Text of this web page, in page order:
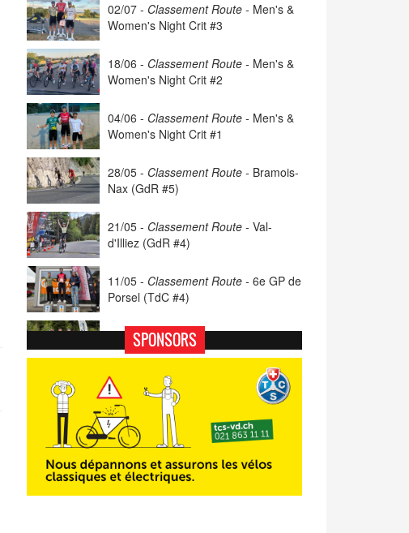
02/07 - Classement Route - Men's &
Women's Night Crit #3
18/06 - Classement Route - Men's &
Women's Night Crit #2
04/06 - Classement Route - Men's &
Women's Night Crit #1
28/05 - Classement Route - Bramois-
Nax (GdR #5)
21/05 - Classement Route - Val-
d'Illiez (GdR #4)
11/05 - Classement Route - 6e GP de
Porsel (TdC #4)
07/05 -Classement Route -Blonay-
Les Pléiades (GdR #3)
23/04 -Classement Route -
4e Pringy
- Moléson (TdC #3)
14/04 -Photos -
Les photos du 5e GP
de Semsales
14/04 -Classement Route -5e GP de
SPONSORS